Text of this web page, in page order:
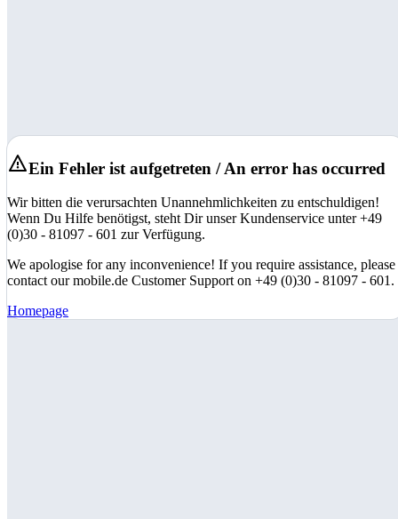
Ein Fehler ist aufgetreten / An error has occurred
Wir bitten die verursachten Unannehmlichkeiten zu entschuldigen!
Wenn Du Hilfe benötigst, steht Dir unser Kundenservice unter +49
(0)30 - 81097 - 601 zur Verfügung.
We apologise for any inconvenience! If you require assistance, please
contact our mobile.de Customer Support on +49 (0)30 - 81097 - 601.
Homepage